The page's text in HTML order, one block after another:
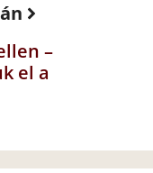
–
el a